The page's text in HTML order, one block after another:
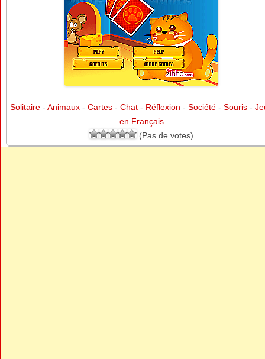
Solitaire - Animaux - Cartes - Chat - Réflexion - Société - Souris -
en Français
(Pas de votes)